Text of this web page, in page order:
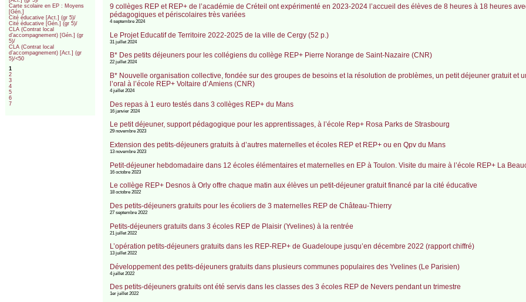
Carte scolaire en EP : Moyens
[Gén.]
Cité éducative [Act.] (gr 5)/
Cité éducative [Gén.] (gr 5)/
CLA (Contrat local
d’accompagnement) [Gén.] (gr
5)/
CLA (Contrat local
d’accompagnement) [Act.] (gr
5)/<50
1
2
3
4
5
6
7
9 collèges REP et REP+ de l’académie de Créteil ont expérimenté en 2023-2024 l’accueil des élèves de 8 heures à 18 heures
pédagogiques et périscolaires très variées
4 septembre 2024
Le Projet Educatif de Territoire 2022-2025 de la ville de Cergy (52 p.)
31 juillet 2024
B* Des petits déjeuners pour les collégiens du collège REP+ Pierre Norange de Saint-Nazaire (CNR)
22 juillet 2024
B* Nouvelle organisation collective, fondée sur des groupes de besoins et la résolution de problèmes, un petit déjeuner gratuit et
l’oral à l’école REP+ Voltaire d’Amiens (CNR)
4 juillet 2024
Des repas à 1 euro testés dans 3 collèges REP+ du Mans
16 janvier 2024
Le petit déjeuner, support pédagogique pour les apprentissages, à l’école Rep+ Rosa Parks de Strasbourg
29 novembre 2023
Extension des petits-déjeuners gratuits à d’autres maternelles et écoles REP et REP+ ou en Qpv du Mans
13 novembre 2023
Petit-déjeuner hebdomadaire dans 12 écoles élémentaires et maternelles en EP à Toulon. Visite du maire à l’école REP+ La
16 octobre 2023
Le collège REP+ Desnos à Orly offre chaque matin aux élèves un petit-déjeuner gratuit financé par la cité éducative
18 octobre 2022
Des petits-déjeuners gratuits pour les écoliers de 3 maternelles REP de Château-Thierry
27 septembre 2022
Petits-déjeuners gratuits dans 3 écoles REP de Plaisir (Yvelines) à la rentrée
21 juillet 2022
L’opération petits-déjeuners gratuits dans les REP-REP+ de Guadeloupe jusqu’en décembre 2022 (rapport chiffré)
13 juillet 2022
Développement des petits-déjeuners gratuits dans plusieurs communes populaires des Yvelines (Le Parisien)
4 juillet 2022
Des petits-déjeuners gratuits ont été servis dans les classes des 3 écoles REP de Nevers pendant un trimestre
1er juillet 2022